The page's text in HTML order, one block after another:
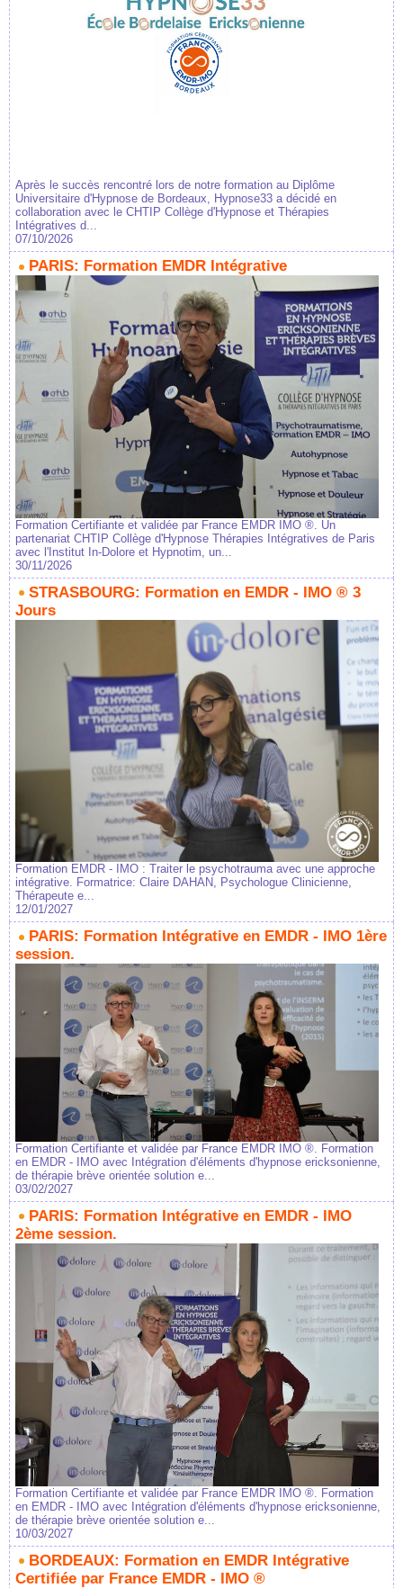
Après le succès rencontré lors de notre formation au Diplôme
Universitaire d'Hypnose de Bordeaux, Hypnose33 a décidé en
collaboration avec le CHTIP Collège d'Hypnose et Thérapies
Intégratives d...
07/10/2026
PARIS: Formation EMDR Intégrative
Formation Certifiante et validée par France EMDR IMO ®. Un
partenariat CHTIP Collège d'Hypnose Thérapies Intégratives de Paris
avec l'Institut In-Dolore et Hypnotim, un...
30/11/2026
STRASBOURG: Formation en EMDR - IMO ® 3
Jours
Formation EMDR - IMO : Traiter le psychotrauma avec une approche
intégrative. Formatrice: Claire DAHAN, Psychologue Clinicienne,
Thérapeute e...
12/01/2027
PARIS: Formation Intégrative en EMDR - IMO 1ère
session.
Formation Certifiante et validée par France EMDR IMO ®. Formation
en EMDR - IMO avec Intégration d'éléments d'hypnose ericksonienne,
de thérapie brève orientée solution e...
03/02/2027
PARIS: Formation Intégrative en EMDR - IMO
2ème session.
Formation Certifiante et validée par France EMDR IMO ®. Formation
en EMDR - IMO avec Intégration d'éléments d'hypnose ericksonienne,
de thérapie brève orientée solution e...
10/03/2027
BORDEAUX: Formation en EMDR Intégrative
Certifiée par France EMDR - IMO ®